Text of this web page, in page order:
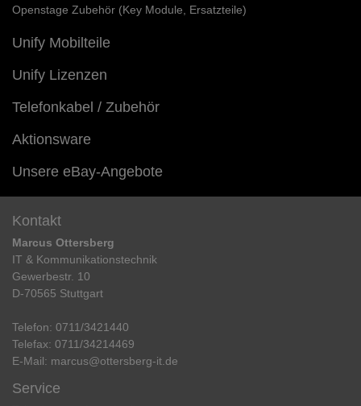
Openstage Zubehör (Key Module, Ersatzteile)
Unify Mobilteile
Unify Lizenzen
Telefonkabel / Zubehör
Aktionsware
Unsere eBay-Angebote
Kontakt
Marcus Ottersberg
IT & Kommunikationstechnik
Gewerbestr. 10
D-70565 Stuttgart
Telefon: 0711/3421440
Telefax: 0711/34214469
E-Mail: marcus@ottersberg-it.de
Service